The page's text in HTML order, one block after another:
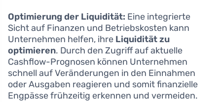
Optimierung der Liquidität: Eine integrierte
Sicht auf Finanzen und Betriebskosten kann
Unternehmen helfen, ihre Liquidität zu
optimieren. Durch den Zugriff auf aktuelle
Cashflow-Prognosen können Unternehmen
schnell auf Veränderungen in den Einnahmen
oder Ausgaben reagieren und somit finanzielle
Engpässe frühzeitig erkennen und vermeiden.